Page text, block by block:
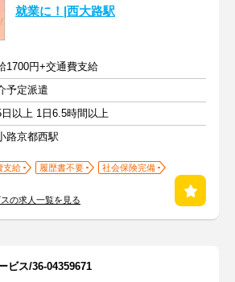
就業に！|西大路駅
1700円+交通費支給
予定派遣
以上 1日6.5時間以上
路京都西駅
支給 履歴書不要
社会保険完備
の求人一覧を見る
ビス/36-04359671